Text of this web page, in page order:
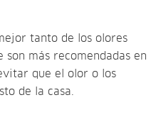
tanto de los olores
más recomendadas en
que el olor o los
de la casa.